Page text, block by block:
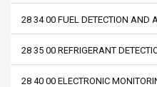
28 34 00 FUEL DETECTION AND
28 35 00 REFRIGERANT
28 40 00 ELECTRONIC